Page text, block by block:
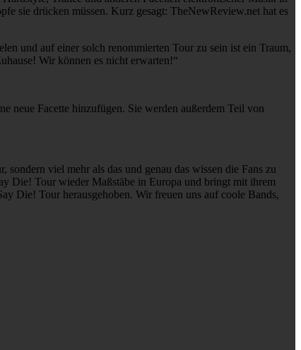
sie drücken müssen. Kurz gesagt: TheNewReview.net hat es
und auf einer solch renommierten Tour zu sein ist ein Traum,
Wir können es nicht erwarten!“
neue Facette hinzufügen. Sie werden außerdem Teil von
viel mehr als das und genau das wissen die Fans zu
Die! Tour wieder Maßstäbe in Europa und bringt mit ihrem
Die! Tour herausgehoben. Wir freuen uns auf coole Bands,